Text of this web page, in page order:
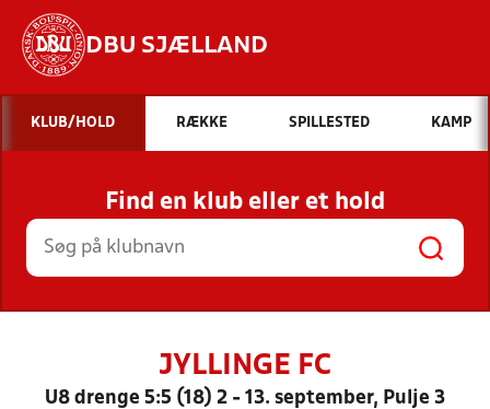
DBU SJÆLLAND
Hvad vil du søge efter?
INDHOLD OG NYHEDER
STILLINGER, RESULTATER, KLUBBER OG
HOLD
KLUB/HOLD RÆKKE SPILLESTED KAMP
Find en klub eller et hold
JYLLINGE FC
U8 drenge 5:5 (18) 2 - 13. september, Pulje 3